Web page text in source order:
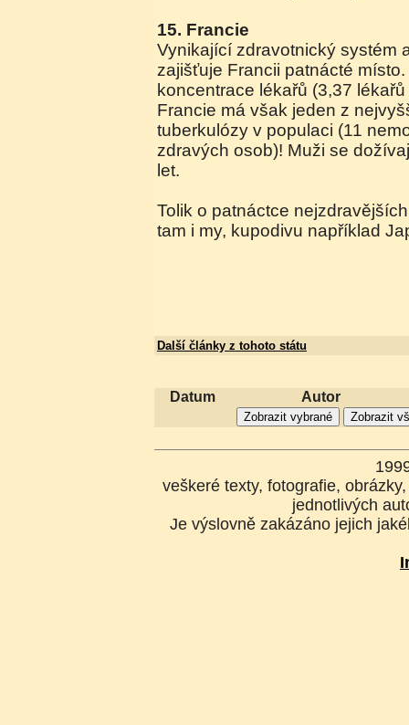
15. Francie
Vynikající zdravotnický systém
zajišťuje Francii patnácté
koncentrace lékařů (3,37
Francie má však jeden z
tuberkulózy v populaci (11
zdravých osob)! Muži se
let.
Tolik o patnáctce
tam i my, kupodivu například
Další články z tohoto státu
Datum Autor
veškeré texty, fotografie,
jednotlivých
Je výslovně zakázáno jejich